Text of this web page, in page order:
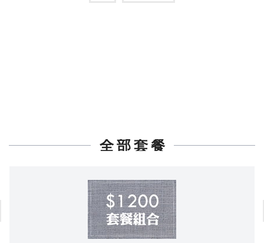
全 部 套 餐